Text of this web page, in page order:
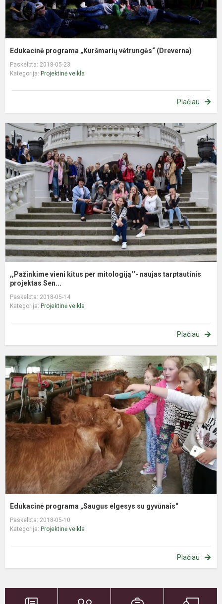
Edukacinė programa „Kuršmarių vėtrungės“ (Dreverna)
Paskelbta: 2018-05-23
Kategorija: Projektinė veikla
Plačiau
,,Pažinkime vieni kitus per mitologiją‘‘- naujas tarptautinis
projektas Sen...
Paskelbta: 2018-05-14
Kategorija: Projektinė veikla
Plačiau
Edukacinė programa „Saugus elgesys su gyvūnais“
Paskelbta: 2018-05-10
Kategorija: Projektinė veikla
Plačiau